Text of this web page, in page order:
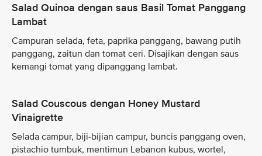
Salad Quinoa dengan saus Basil Tomat Panggang
Lambat
Campuran selada, feta, paprika panggang, bawang putih
panggang, zaitun dan tomat ceri. Disajikan dengan saus
kemangi tomat yang dipanggang lambat.
Salad Couscous dengan Honey Mustard
Vinaigrette
Selada campur, biji-bijian campur, buncis panggang oven,
pistachio tumbuk, mentimun Lebanon kubus, wortel,